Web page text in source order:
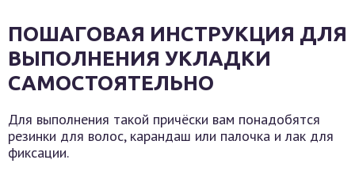
ПОШАГОВАЯ ИНСТРУКЦИЯ ДЛЯ
ВЫПОЛНЕНИЯ УКЛАДКИ
САМОСТОЯТЕЛЬНО
Для выполнения такой причёски вам понадобятся
резинки для волос, карандаш или палочка и лак для
фиксации.